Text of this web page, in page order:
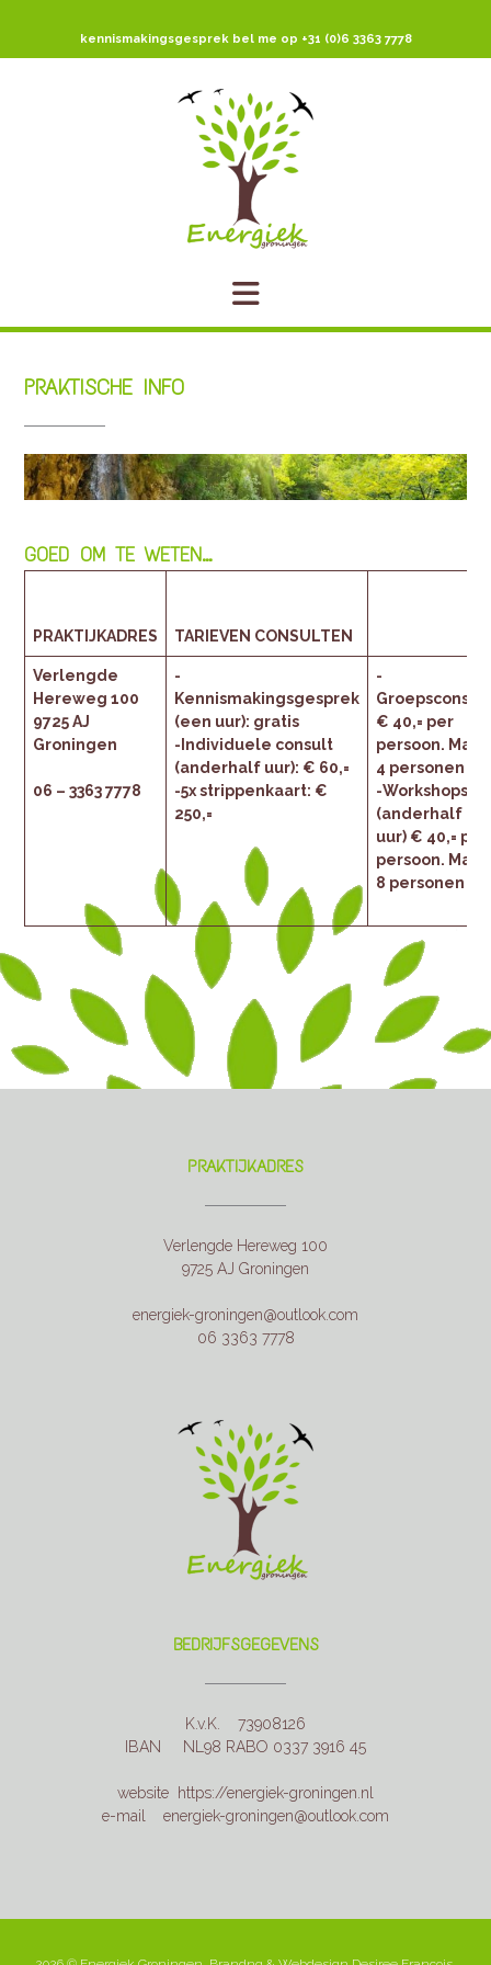
de
kennismakingsgesprek bel me op +31 (0)6 3363 7778
PRAKTISCHE INFO
GOED OM TE WETEN…
PRAKTIJKADRES TARIEVEN CONSULTEN
Verlengde
Hereweg 100
9725 AJ
Groningen
06 – 3363 7778
-
Kennismakingsgesprek
(een uur): gratis
-Individuele consult
(anderhalf uur): € 60,=
-5x strippenkaart: €
250,=
-
Groepsconsult
€ 40,= per
persoon. Max.
4 personen
-Workshops
(anderhalf
uur) € 40,= per
persoon. Max.
8 personen
PRAKTIJKADRES
Verlengde Hereweg 100
9725 AJ Groningen
energiek-groningen@outlook.com
06 3363 7778
BEDRIJFSGEGEVENS
K.v.K. 73908126
IBAN NL98 RABO 0337 3916 45
website https://energiek-groningen.nl
e-mail energiek-groningen@outlook.com